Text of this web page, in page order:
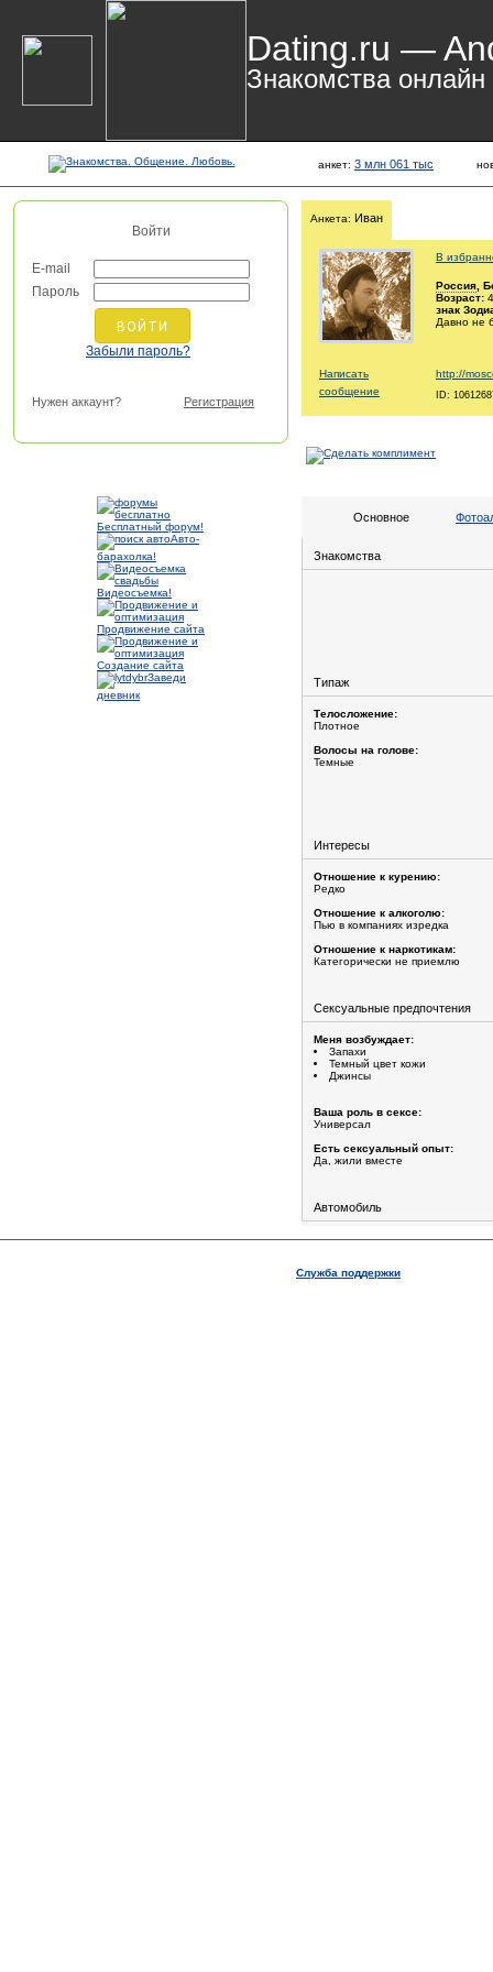
Dating.ru —
Знакомства онлайн
анкет: 3 млн 061 тыс
Войти
E-mail
Пароль
Забыли пароль?
Нужен аккаунт? Регистрация
Бесплатный форум!
Авто-
барахолка!
Видеосъемка!
Продвижение сайта
Создание сайта
Заведи
дневник
Анкета: Иван
В
Россия ,
Возраст:
знак
Давно не
Написать
сообщение
http://
ID:
Основное
Знакомства
Типаж
Телосложение:
Плотное
Волосы на голове:
Темные
Интересы
Отношение к курению:
Редко
Отношение к алкоголю:
Пью в компаниях изредка
Отношение к наркотикам:
Категорически не приемлю
Сексуальные предпочтения
Меня возбуждает:
Запахи
Темный цвет кожи
Джинсы
Ваша роль в сексе:
Универсал
Есть сексуальный опыт:
Да, жили вместе
Автомобиль
Служба поддержки